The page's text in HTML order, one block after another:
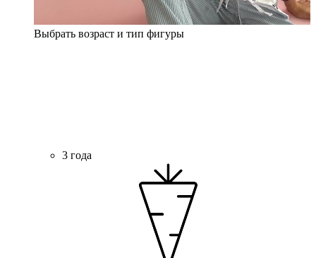
Выбрать возраст и тип фигуры
3 года